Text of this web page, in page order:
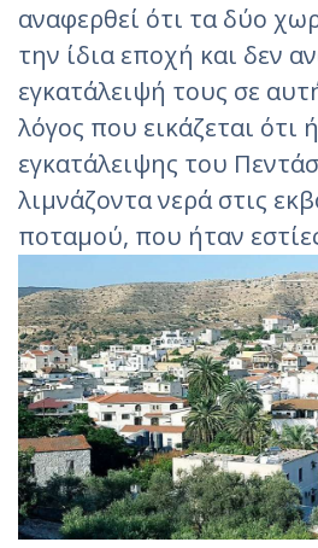
αναφερθεί ότι τα δύο
την ίδια εποχή και δεν
εγκατάλειψή τους σε
λόγος που εικάζεται ότι
εγκατάλειψης του
λιμνάζοντα νερά στις
ποταμού, που ήταν